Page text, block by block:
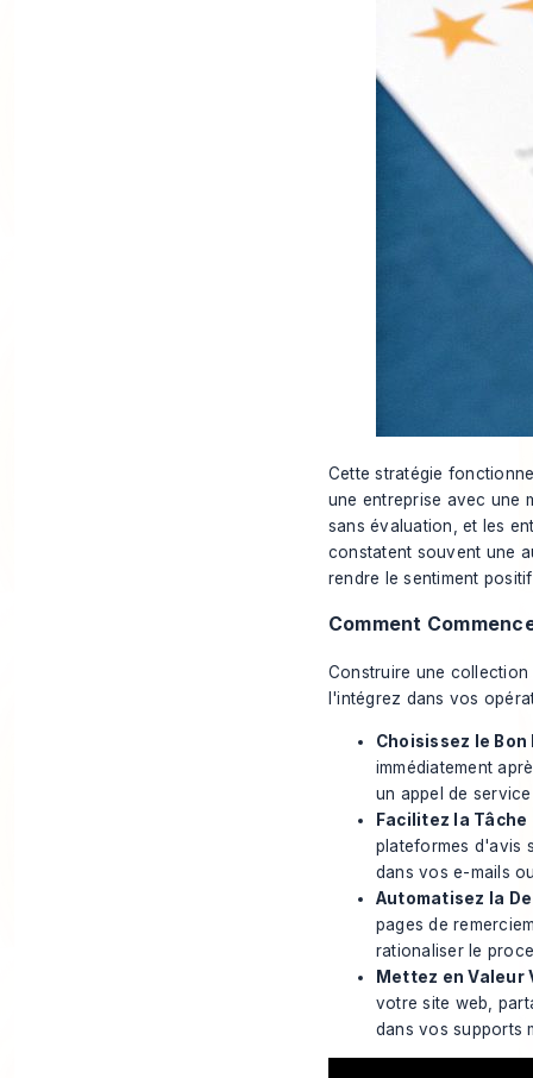
Cette stratégie
une entreprise avec une
sans évaluation, et les
constatent souvent une
rendre le sentiment
Comment
Construire une collection
l'intégrez dans vos
Choisissez le Bon
immédiatement
un appel de
Facilitez la Tâche
plateformes d'avis
dans vos e-mails
Automatisez la
pages de
rationaliser le
Mettez en Valeur
votre site web,
dans vos supports